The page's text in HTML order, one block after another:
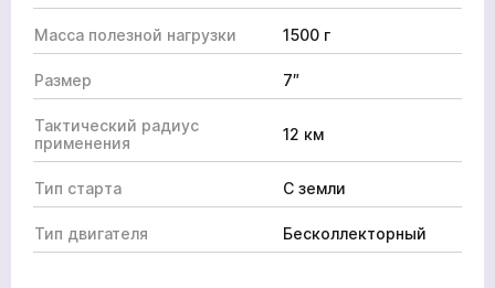
Масса полезной нагрузки 1500 г
Размер 7″
Тактический радиус
применения
12 км
Тип старта С земли
Тип двигателя Бесколлекторный